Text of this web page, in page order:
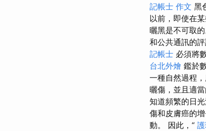
記帳士 作文 黑
以前，即使在
曬黑是不可取的
和公共通訊的
記帳士 必須將
台北外燴 鑑於
一種自然過程
曬傷，並且適
知道頻繁的日
傷和皮膚癌的增
動。 因此，“